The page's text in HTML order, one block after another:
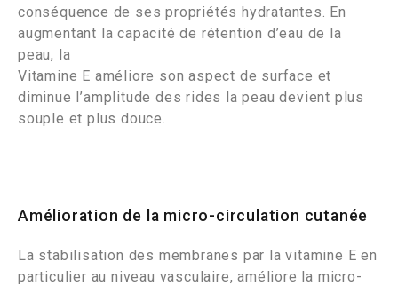
conséquence de ses propriétés hydratantes. En
augmentant la capacité de rétention d’eau de la
peau, la
Vitamine E améliore son aspect de surface et
diminue l’amplitude des rides la peau devient plus
souple et plus douce.
Amélioration de la micro-circulation cutanée
La stabilisation des membranes par la vitamine E en
particulier au niveau vasculaire, améliore la micro-